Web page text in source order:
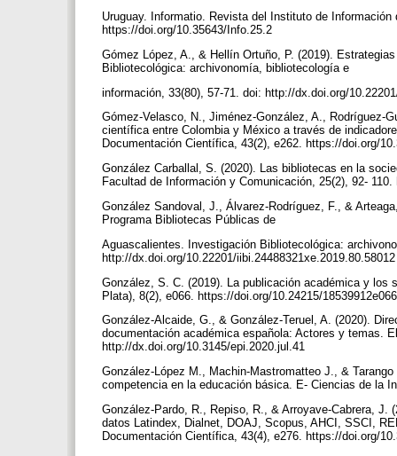
Uruguay. Informatio. Revista del Instituto de
https://doi.org/10.35643/Info.25.2
Gómez López, A., & Hellín Ortuño, P. (2019).
Bibliotecológica: archivonomía, bibliotecología e
información, 33(80), 57-71. doi: http://dx.doi.org/
Gómez-Velasco, N., Jiménez-González, A., Rodríguez-
científica entre Colombia y México a través de
Documentación Científica, 43(2), e262. https://doi.org/
González Carballal, S. (2020). Las bibliotecas en la
Facultad de Información y Comunicación, 25(2), 92-
González Sandoval, J., Álvarez-Rodríguez, F., &
Programa Bibliotecas Públicas de
Aguascalientes. Investigación Bibliotecológica:
http://dx.doi.org/10.22201/
González, S. C. (2019). La publicación académica y los
Plata), 8(2), e066. https://doi.org/10.24215/
González-Alcaide, G., & González-Teruel, A. (2020).
documentación académica española: Actores y temas.
http://dx.doi.org/10.3145/epi.2020.jul.41
González-López M., Machin-Mastromatteo J., &
competencia en la educación básica. E- Ciencias de la
González-Pardo, R., Repiso, R., & Arroyave-Cabrera,
datos Latindex, Dialnet, DOAJ, Scopus, AHCI, SSCI,
Documentación Científica, 43(4), e276. https://doi.org/